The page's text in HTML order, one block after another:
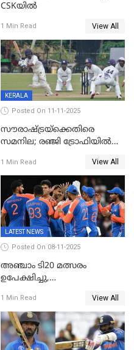
CSKയിൽ
1 Min Read View All
KERALA
Posted On 11-11-2025
സൗരാഷ്ട്രയ്‌ക്കെതിരെ
സമനില; രഞ്ജി ട്രോഫിയിൽ
1 Min Read View All
LATEST NEWS
Posted On 08-11-2025
അഞ്ചാം ടി20 മത്സരം
ഉപേക്ഷിച്ചു,
ജയിച്ച് ഇന്ത്യ
1 Min Read View All